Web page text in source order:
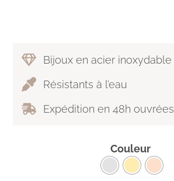
Bijoux en acier inoxydable
Résistants à l’eau
Expédition en 48h ouvrées
Couleur